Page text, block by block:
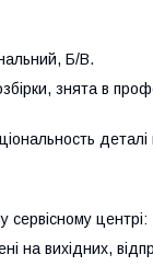
Б/В.
знята в
центрі:
на вихідних,